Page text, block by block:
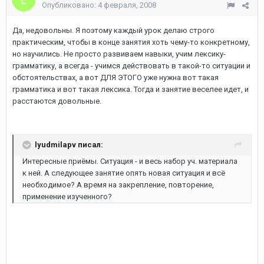
Опубликовано: 4 февраля, 2008
Да, недовольны. Я поэтому каждый урок делаю строго
практическим, чтобы в конце занятия хоть чему-то конкретному,
но научились. Не просто развиваем навыки, учим лексику-
грамматику, а всегда - учимся действовать в такой-то ситуации и
обстоятельствах, а вот ДЛЯ ЭТОГО уже нужна вот такая
грамматика и вот такая лексика. Тогда и занятие веселее идет, и
расстаются довольные.
lyudmilapv писал:
Интересные приёмы. Ситуация - и весь набор уч. материала
к ней. А следующее занятие опять новая ситуация и всё
необходимое? А время на закрепление, повторение,
применение изученного?